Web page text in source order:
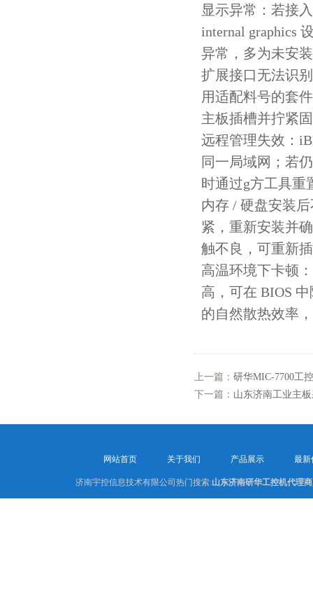
显示异常：若接
internal graphics
异常，多为未安
扩展接口无法识
用适配料号的套
主板插槽并拧紧
远程管理失效：
同一局域网；若
时通过g方工具重
内存 / 硬盘安装
紧，重新安装并
触不良，可重新
高温环境下卡顿
高，可在 BIOS
的自然散热效率
上一篇： 研华MIC-7700工
下一篇： 山东济南工业主
网站首页 关于我们 产品展示 最新
济南宇控信息技术有限公司热门搜索:山东济南研华工控机代理